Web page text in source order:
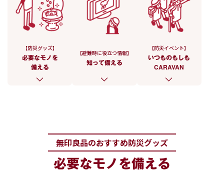
【防災グッズ】
必要なモノを
備える
【避難時に役立つ情報】
知って備える
【防災イベント】
いつものもしも
CARAVAN
無印良品のおすすめ防災グッズ
必要なモノを備える